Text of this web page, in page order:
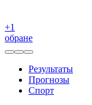
+1
обране
Результаты
Прогнозы
Спорт